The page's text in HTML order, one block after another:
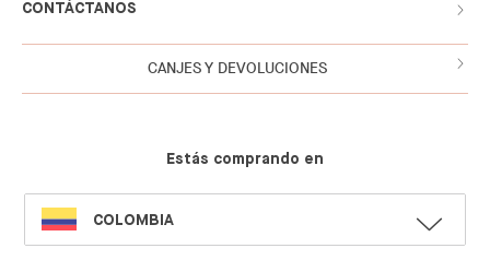
CONTÁCTANOS
CANJES Y DEVOLUCIONES
Estás comprando en
SELECT
LANGUAGE
COLOMBIA